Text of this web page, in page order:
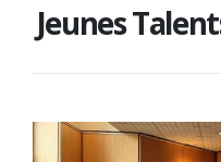
Jeunes